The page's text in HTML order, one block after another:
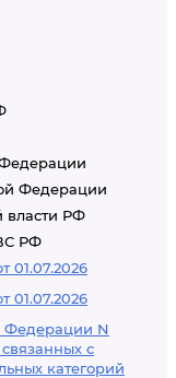
Федерации
власти РФ
РФ
01.07.2026
01.07.2026
Федерации N
с
категорий